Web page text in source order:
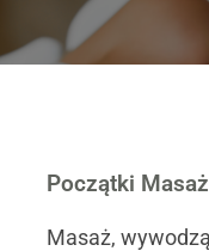
Początki
Masaż,